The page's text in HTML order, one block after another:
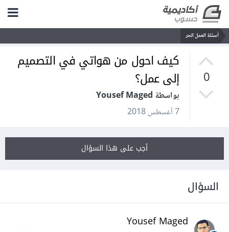
أسئلة العمل الحر
0
كيف احول من هواتي في التصميم
إلى عمل؟
بواسطة Yousef Maged
7 أغسطس 2018
أجب على هذا السؤال
السؤال
Yousef Maged